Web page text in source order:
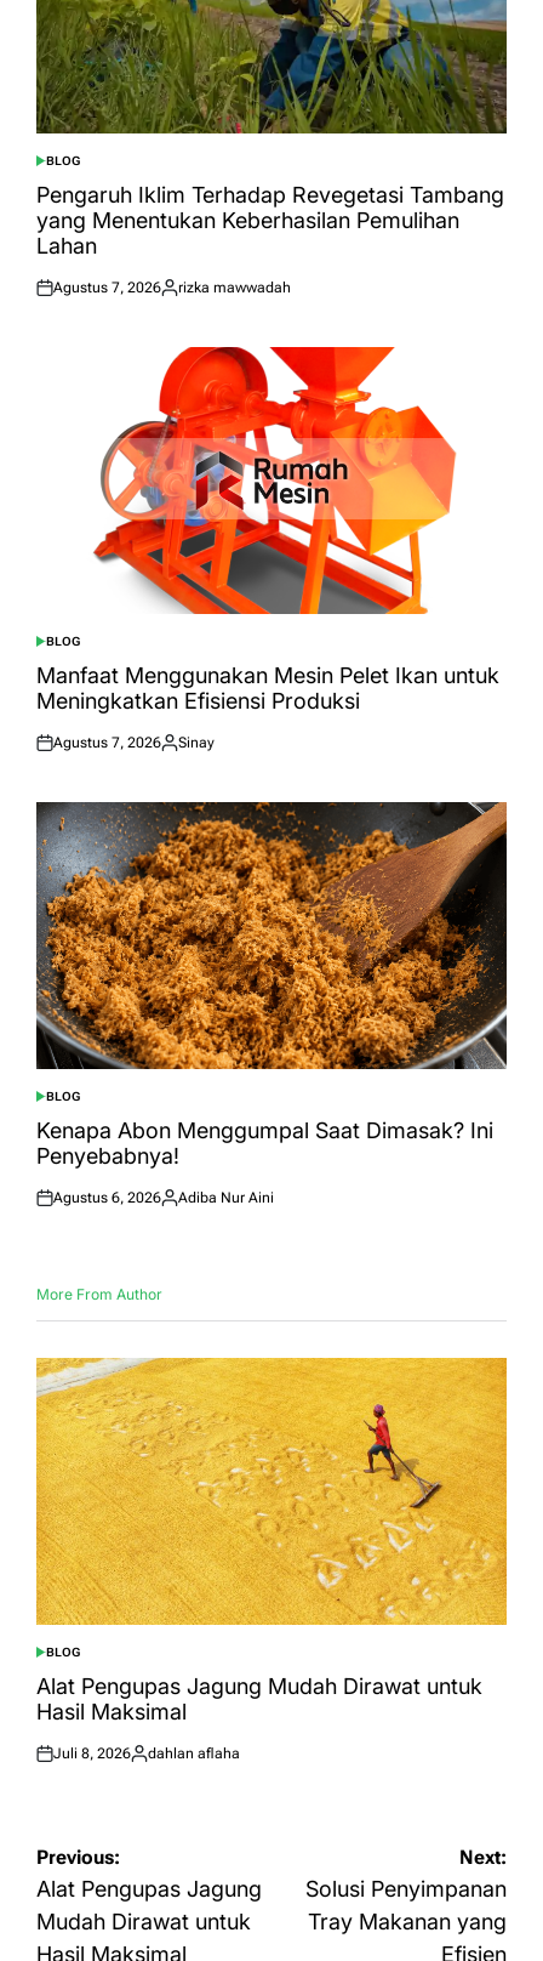
POSTED
IN
BLOG
Pengaruh Iklim Terhadap Revegetasi Tambang
yang Menentukan Keberhasilan Pemulihan
Lahan
Posted
Agustus 7, 2026
Posted
rizka mawwadah
POSTED
IN
BLOG
Manfaat Menggunakan Mesin Pelet Ikan untuk
Meningkatkan Efisiensi Produksi
Posted
Agustus 7, 2026
Posted
Sinay
POSTED
IN
BLOG
Kenapa Abon Menggumpal Saat Dimasak? Ini
Penyebabnya!
Posted
Agustus 6, 2026
Posted
Adiba Nur Aini
More From Author
POSTED
IN
BLOG
Alat Pengupas Jagung Mudah Dirawat untuk
Hasil Maksimal
Posted
Juli 8, 2026
Posted
dahlan aflaha
Navigasi
pos
Previous:
Alat Pengupas Jagung
Mudah Dirawat untuk
Hasil Maksimal
Next:
Solusi Penyimpanan
Tray Makanan yang
Efisien